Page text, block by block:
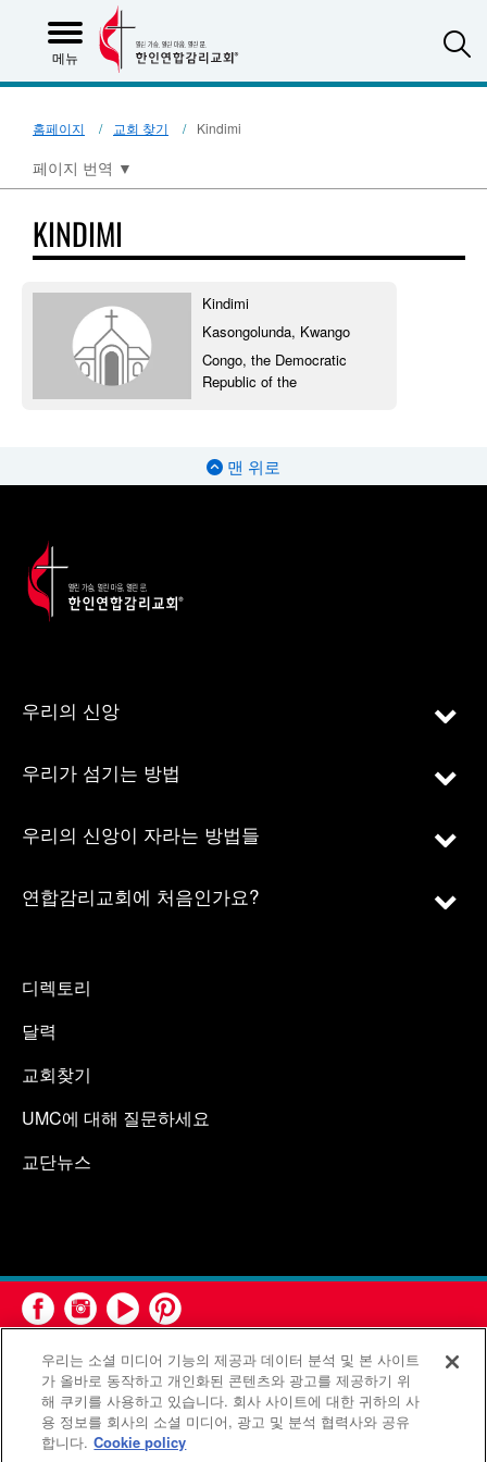
메뉴
홈페이지 교회 찾기 Kindimi
페이지 번역 ▼
KINDIMI
Kindimi
Kasongolunda, Kwango
Congo, the Democratic
Republic of the
맨 위로
우리의 신앙
우리가 섬기는 방법
우리의 신앙이 자라는 방법들
연합감리교회에 처음인가요?
디렉토리
달력
교회찾기
UMC에 대해 질문하세요
교단뉴스
연합감리교회 공보부(United Methodist Communications)는 연
합감리교회의 기관입니다.
우리는 소셜 미디어 기능의 제공과 데이터 분석 및 본 사이트
가 올바로 동작하고 개인화된 콘텐츠와 광고를 제공하기 위
해 쿠키를 사용하고 있습니다. 회사 사이트에 대한 귀하의 사
용 정보를 회사의 소셜 미디어, 광고 및 분석 협력사와 공유
합니다. Cookie policy